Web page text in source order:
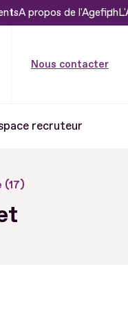
A propos de l'Agefiph
Nous contacter
recruteur
(17)